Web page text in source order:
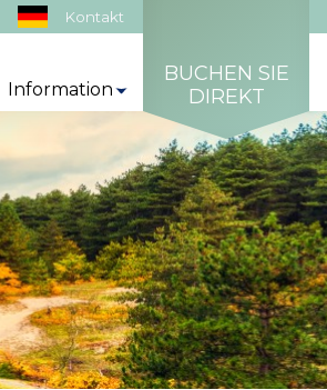
Kontakt
Information
BUCHEN SIE
DIREKT